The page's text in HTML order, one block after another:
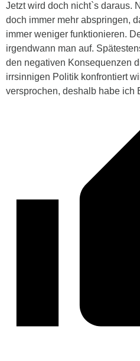
Jetzt wird doch nicht`s daraus.
doch immer mehr abspringen,
immer weniger funktionieren.
irgendwann man auf.
den negativen Konsequenzen
irrsinnigen Politik konfrontiert
versprochen, deshalb habe ich